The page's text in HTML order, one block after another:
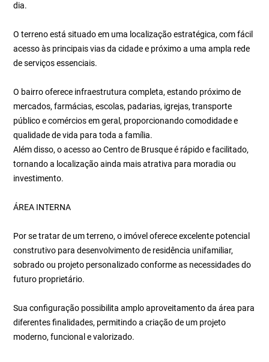
dia.
O terreno está situado em uma localização estratégica, com fácil
acesso às principais vias da cidade e próximo a uma ampla rede
de serviços essenciais.
O bairro oferece infraestrutura completa, estando próximo de
mercados, farmácias, escolas, padarias, igrejas, transporte
público e comércios em geral, proporcionando comodidade e
qualidade de vida para toda a família.
Além disso, o acesso ao Centro de Brusque é rápido e facilitado,
tornando a localização ainda mais atrativa para moradia ou
investimento.
ÁREA INTERNA
Por se tratar de um terreno, o imóvel oferece excelente potencial
construtivo para desenvolvimento de residência unifamiliar,
sobrado ou projeto personalizado conforme as necessidades do
futuro proprietário.
Sua configuração possibilita amplo aproveitamento da área para
diferentes finalidades, permitindo a criação de um projeto
moderno, funcional e valorizado.